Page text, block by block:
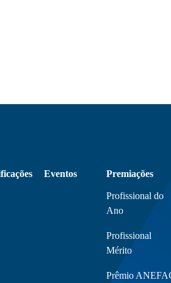
Eventos Premiações
Profissional do
Ano
Profissional
Mérito
Prêmio